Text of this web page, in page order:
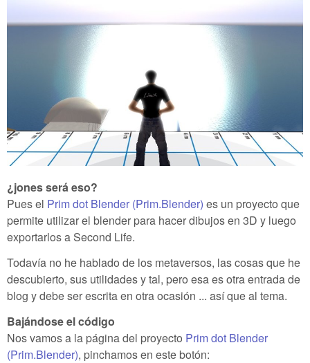
¿jones será eso?
Pues el Prim dot Blender (Prim.Blender) es un proyecto que
permite utilizar el blender para hacer dibujos en 3D y luego
exportarlos a Second Life.
Todavía no he hablado de los metaversos, las cosas que he
descubierto, sus utilidades y tal, pero esa es otra entrada de
blog y debe ser escrita en otra ocasión ... así que al tema.
Bajándose el código
Nos vamos a la página del proyecto Prim dot Blender
(Prim.Blender), pinchamos en este botón: